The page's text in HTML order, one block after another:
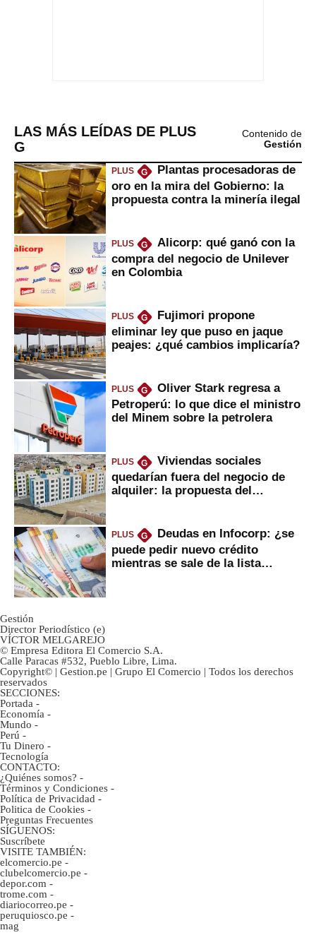
LAS MÁS LEÍDAS DE PLUS
G
Contenido de
Gestión
PLUS G
Plantas procesadoras de
oro en la mira del Gobierno: la
propuesta contra la minería ilegal
PLUS G
Alicorp: qué ganó con la
compra del negocio de Unilever
en Colombia
PLUS G
Fujimori propone
eliminar ley que puso en jaque
peajes: ¿qué cambios implicaría?
PLUS G
Oliver Stark regresa a
Petroperú: lo que dice el ministro
del Minem sobre la petrolera
PLUS G
Viviendas sociales
quedarían fuera del negocio de
alquiler: la propuesta del
PLUS G
Deudas en Infocorp: ¿se
puede pedir nuevo crédito
mientras se sale de la lista
Gestión
Director Periodístico (e)
VÍCTOR MELGAREJO
© Empresa Editora El Comercio S.A.
Calle Paracas #532, Pueblo Libre, Lima.
Copyright© | Gestion.pe | Grupo El Comercio | Todos los derechos
reservados
SECCIONES:
Portada -
Economía -
Mundo -
Perú -
Tu Dinero -
Tecnología
CONTACTO:
¿Quiénes somos? -
Términos y Condiciones -
Política de Privacidad -
Politica de Cookies -
Preguntas Frecuentes
SÍGUENOS:
Suscríbete
VISITE TAMBIÉN:
elcomercio.pe -
clubelcomercio.pe -
depor.com -
trome.com -
diariocorreo.pe -
peruquiosco.pe -
mag